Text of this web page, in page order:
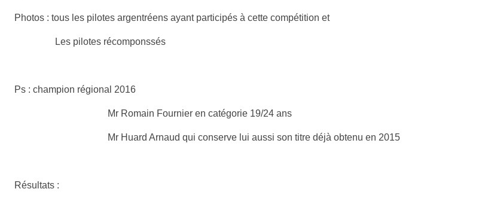
Photos : tous les pilotes argentréens ayant participés à cette compétition et
Les pilotes récomponssés
Ps : champion régional 2016
Mr Romain Fournier en catégorie 19/24 ans
Mr Huard Arnaud qui conserve lui aussi son titre déjà obtenu en 2015
Résultats :